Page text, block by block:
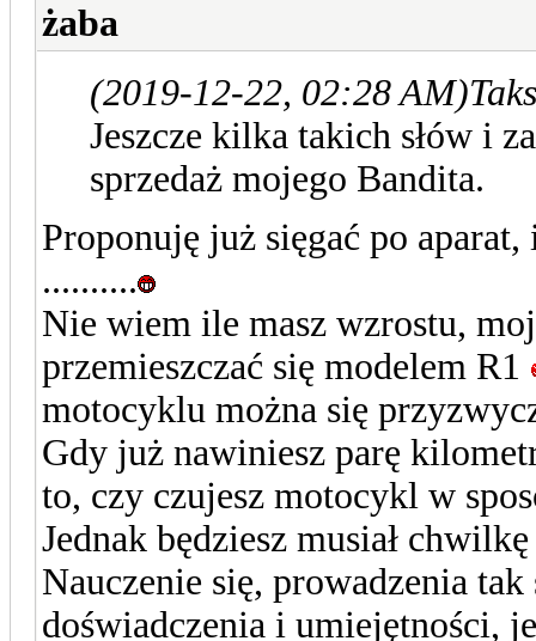
żaba
(2019-12-22, 02:28 AM)
Jeszcze kilka takich słów i
sprzedaż mojego Bandita.
Proponuję już sięgać po
..........
Nie wiem ile masz wzrostu,
przemieszczać się modelem R1
motocyklu można się
Gdy już nawiniesz parę
to, czy czujesz motocykl w
Jednak będziesz musiał
Nauczenie się, prowadzenia
doświadczenia i umiejętności,